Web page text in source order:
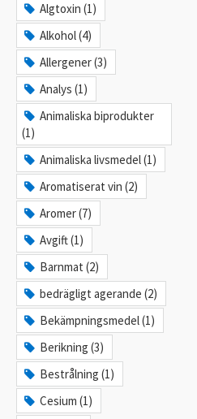
Algtoxin (1)
Alkohol (4)
Allergener (3)
Analys (1)
Animaliska biprodukter
(1)
Animaliska livsmedel (1)
Aromatiserat vin (2)
Aromer (7)
Avgift (1)
Barnmat (2)
bedrägligt agerande (2)
Bekämpningsmedel (1)
Berikning (3)
Bestrålning (1)
Cesium (1)